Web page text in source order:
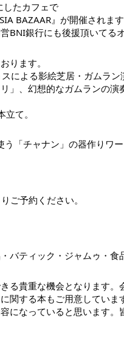
したカフェで
BAZAAR』が開催されます
BNI銀行にも後援頂いてる
ります。
による影絵芝居・ガムラン
」、幻想的なガムランの
て。
「チャナン」の器作りワ
ご予約ください。
バティック・ジャムゥ・
る貴重な機会となります
関する本もご用意していま
になっていると思います。